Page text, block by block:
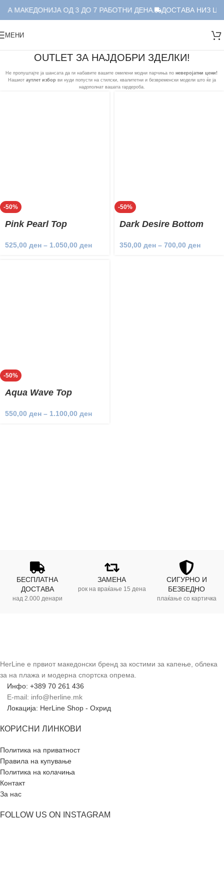
МАКЕДОНИЈА ОД 3 ДО 7 РАБОТНИ ДЕНА. ДОСТАВА НИЗ
МЕНИ
OUTLET ЗА НАЈДОБРИ ЗДЕЛКИ!
Не пропуштајте ја шансата да ги набавите вашите омилени модни парчиња по неверојатни цени!
Нашиот аутлет избор ви нуди попусти на стилски, квалитетни и безвременски модели што ќе ја
надополнат вашата гардероба.
-50%
Pink Pearl Top
525,00 ден – 1.050,00 ден
-50%
Dark Desire Bottom
350,00 ден – 700,00 ден
-50%
Aqua Wave Top
550,00 ден – 1.100,00 ден
БЕСПЛАТНА
ДОСТАВА
над 2.000 денари
ЗАМЕНА
рок на враќање 15 дена
СИГУРНО И
БЕЗБЕДНО
плаќање со картичка
HerLine е првиот македонски бренд за костими за капење, облека
за на плажа и модерна спортска опрема.
Инфо: +389 70 261 436
E-mail: info@herline.mk
Локација: HerLine Shop - Охрид
КОРИСНИ ЛИНКОВИ
Политика на приватност
Правила на купување
Политика на колачиња
Контакт
За нас
FOLLOW US ON INSTAGRAM